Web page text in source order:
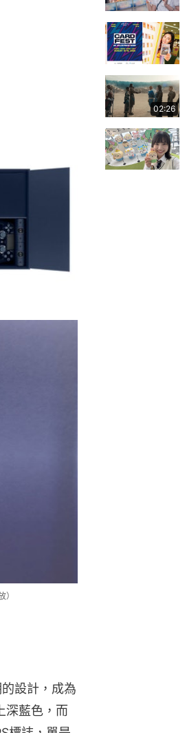
設計，成為
深藍色，而
02:26